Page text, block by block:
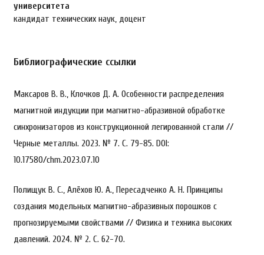
университета
кандидат технических наук, доцент
Библиографические ссылки
Максаров В. В., Клочков Д. А. Особенности распределения
магнитной индукции при магнитно-абразивной обработке
синхронизаторов из конструкционной легированной стали //
Черные металлы. 2023. № 7. С. 79-85. DOI:
10.17580/chm.2023.07.10
Полищук В. С., Алёхов Ю. А., Пересадченко А. Н. Принципы
создания модельных магнитно-абразивных порошков с
прогнозируемыми свойствами // Физика и техника высоких
давлений. 2024. № 2. С. 62-70.